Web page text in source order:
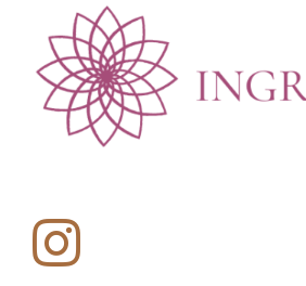
contenuto